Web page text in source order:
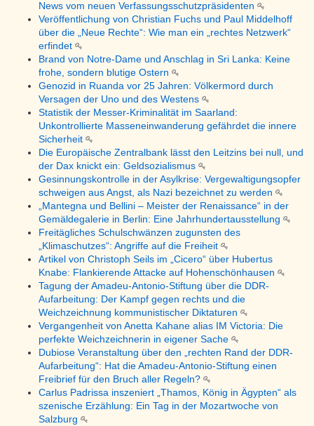
News vom neuen Verfassungsschutzpräsidenten
Veröffentlichung von Christian Fuchs und Paul Middelhoff
über die „Neue Rechte“: Wie man ein „rechtes Netzwerk“
erfindet
Brand von Notre-Dame und Anschlag in Sri Lanka: Keine
frohe, sondern blutige Ostern
Genozid in Ruanda vor 25 Jahren: Völkermord durch
Versagen der Uno und des Westens
Statistik der Messer-Kriminalität im Saarland:
Unkontrollierte Masseneinwanderung gefährdet die innere
Sicherheit
Die Europäische Zentralbank lässt den Leitzins bei null, und
der Dax knickt ein: Geldsozialismus
Gesinnungskontrolle in der Asylkrise: Vergewaltigungsopfer
schweigen aus Angst, als Nazi bezeichnet zu werden
„Mantegna und Bellini – Meister der Renaissance“ in der
Gemäldegalerie in Berlin: Eine Jahrhundertausstellung
Freitägliches Schulschwänzen zugunsten des
„Klimaschutzes“: Angriffe auf die Freiheit
Artikel von Christoph Seils im „Cicero“ über Hubertus
Knabe: Flankierende Attacke auf Hohenschönhausen
Tagung der Amadeu-Antonio-Stiftung über die DDR-
Aufarbeitung: Der Kampf gegen rechts und die
Weichzeichnung kommunistischer Diktaturen
Vergangenheit von Anetta Kahane alias IM Victoria: Die
perfekte Weichzeichnerin in eigener Sache
Dubiose Veranstaltung über den „rechten Rand der DDR-
Aufarbeitung“: Hat die Amadeu-Antonio-Stiftung einen
Freibrief für den Bruch aller Regeln?
Carlus Padrissa inszeniert „Thamos, König in Ägypten“ als
szenische Erzählung: Ein Tag in der Mozartwoche von
Salzburg